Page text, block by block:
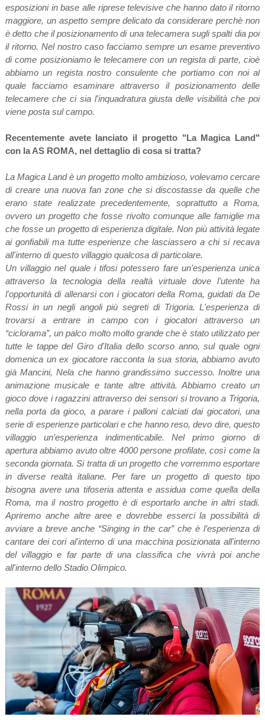
esposizioni in base alle riprese televisive che hanno dato il ritorno
maggiore, un aspetto sempre delicato da considerare perchè non
è detto che il posizionamento di una telecamera sugli spalti dia poi
il ritorno. Nel nostro caso facciamo sempre un esame preventivo
di come posizioniamo le telecamere con un regista di parte, cioè
abbiamo un regista nostro consulente che portiamo con noi al
quale facciamo esaminare attraverso il posizionamento delle
telecamere che ci sia l'inquadratura giusta delle visibilità che poi
viene posta sul campo.
Recentemente avete lanciato il progetto "La Magica Land"
con la AS ROMA, nel dettaglio di cosa si tratta?
La Magica Land è un progetto molto ambizioso, volevamo cercare
di creare una nuova fan zone che si discostasse da quelle che
erano state realizzate precedentemente, soprattutto a Roma,
ovvero un progetto che fosse rivolto comunque alle famiglie ma
che fosse un progetto di esperienza digitale. Non più attività legate
ai gonfiabili ma tutte esperienze che lasciassero a chi si recava
all'interno di questo villaggio qualcosa di particolare.
Un villaggio nel quale i tifosi potessero fare un’esperienza unica
attraverso la tecnologia della realtà virtuale dove l'utente ha
l'opportunità di allenarsi con i giocatori della Roma, guidati da De
Rossi in un negli angoli più segreti di Trigoria. L'esperienza di
trovarsi a entrare in campo con i giocatori attraverso un
“ciclorama”, un palco molto molto grande che è stato utilizzato per
tutte le tappe del Giro d'Italia dello scorso anno, sul quale ogni
domenica un ex giocatore racconta la sua storia, abbiamo avuto
già Mancini, Nela che hanno grandissimo successo. Inoltre una
animazione musicale e tante altre attività. Abbiamo creato un
gioco dove i ragazzini attraverso dei sensori si trovano a Trigoria,
nella porta da gioco, a parare i palloni calciati dai giocatori, una
serie di esperienze particolari e che hanno reso, devo dire, questo
villaggio un’esperienza indimenticabile. Nel primo giorno di
apertura abbiamo avuto oltre 4000 persone profilate, così come la
seconda giornata. Si tratta di un progetto che vorremmo esportare
in diverse realtà italiane. Per fare un progetto di questo tipo
bisogna avere una tifoseria attenta e assidua come quella della
Roma, ma il nostro progetto è di esportarlo anche in altri stadi.
Apriremo anche altre aree e dovrebbe esserci la possibilità di
avviare a breve anche “Singing in the car” che è l’esperienza di
cantare dei cori al'interno di una macchina posizionata all'interno
del villaggio e far parte di una classifica che vivrà poi anche
all'interno dello Stadio Olimpico.